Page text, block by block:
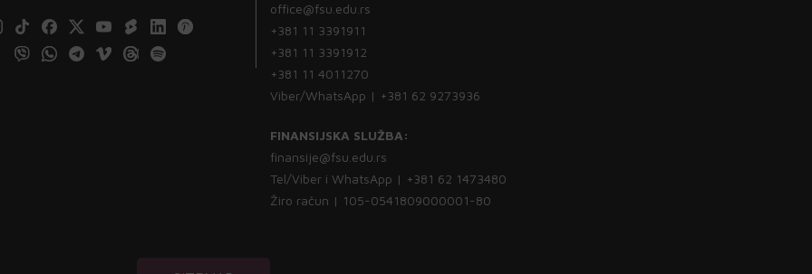
office@fsu.edu.rs
+381 11 3391911
+381 11 3391912
+381 11 4011270
Viber/WhatsApp | +381 62 9273936
FINANSIJSKA SLUŽBA:
finansije@fsu.edu.rs
Tel/Viber i WhatsApp | +381 62 1473480
Žiro račun | 105-0541809000001-80